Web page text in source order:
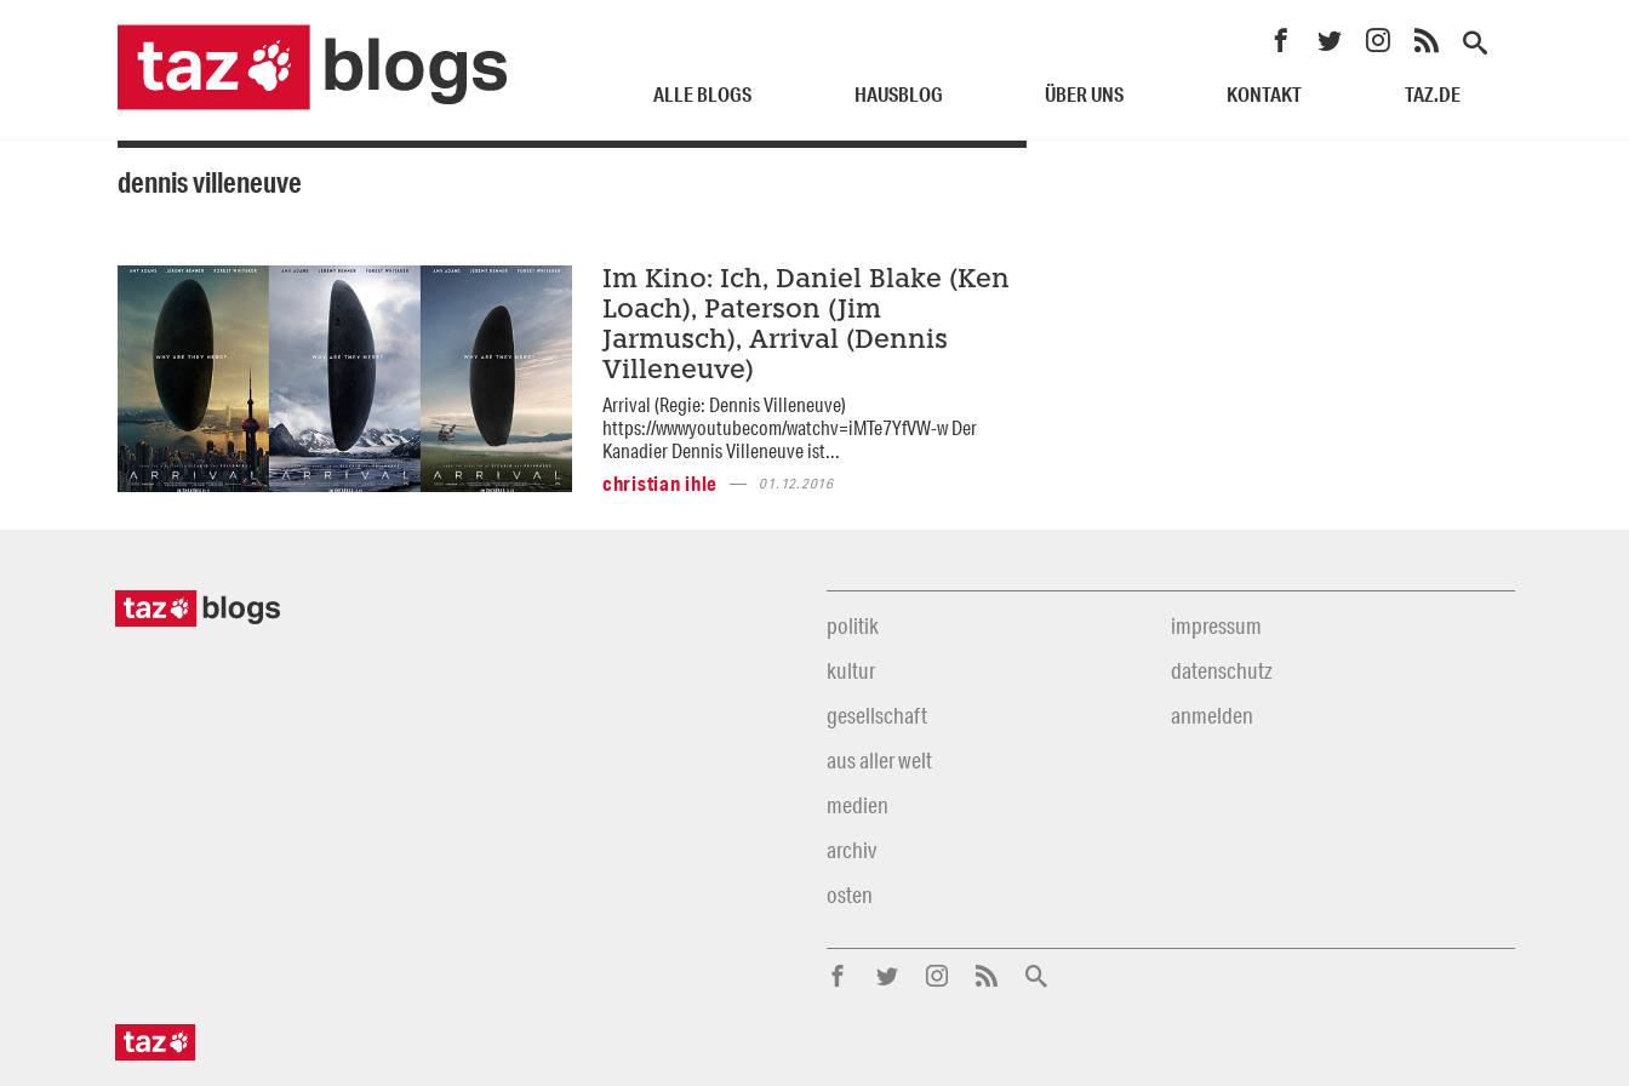
ALLE BLOGS HAUSBLOG ÜBER UNS KONTAKT TAZ.DE
dennis villeneuve
Im Kino: Ich, Daniel Blake (Ken
Loach), Paterson (Jim
Jarmusch), Arrival (Dennis
Villeneuve)
Arrival (Regie: Dennis Villeneuve)
https://wwwyoutubecom/watchv=iMTe7YfVW-w Der
Kanadier Dennis Villeneuve ist...
christian ihle
01.12.2016
politik
kultur
gesellschaft
aus aller welt
medien
archiv
osten
impressum
datenschutz
anmelden